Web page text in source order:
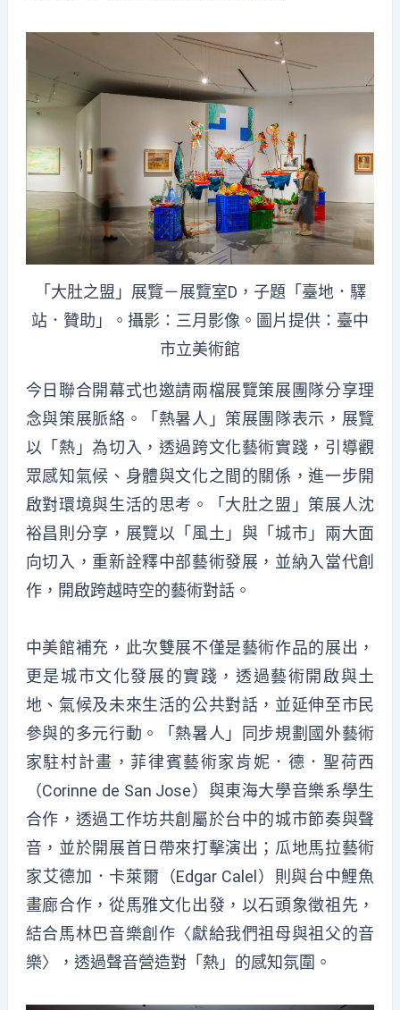
「大肚之盟」展覽－展覽室D，子題「臺地．驛
站．贊助」。攝影：三月影像。圖片提供：臺中
市立美術館
今日聯合開幕式也邀請兩檔展覽策展團隊分享理
念與策展脈絡。「熱暑人」策展團隊表示，展覽
以「熱」為切入，透過跨文化藝術實踐，引導觀
眾感知氣候、身體與文化之間的關係，進一步開
啟對環境與生活的思考。「大肚之盟」策展人沈
裕昌則分享，展覽以「風土」與「城市」兩大面
向切入，重新詮釋中部藝術發展，並納入當代創
作，開啟跨越時空的藝術對話。
中美館補充，此次雙展不僅是藝術作品的展出，
更是城市文化發展的實踐，透過藝術開啟與土
地、氣候及未來生活的公共對話，並延伸至市民
參與的多元行動。「熱暑人」同步規劃國外藝術
家駐村計畫，菲律賓藝術家肯妮．德．聖荷西
（Corinne de San Jose）與東海大學音樂系學生
合作，透過工作坊共創屬於台中的城市節奏與聲
音，並於開展首日帶來打擊演出；瓜地馬拉藝術
家艾德加．卡萊爾（Edgar Calel）則與台中鯉魚
畫廊合作，從馬雅文化出發，以石頭象徵祖先，
結合馬林巴音樂創作〈獻給我們祖母與祖父的音
樂〉，透過聲音營造對「熱」的感知氛圍。